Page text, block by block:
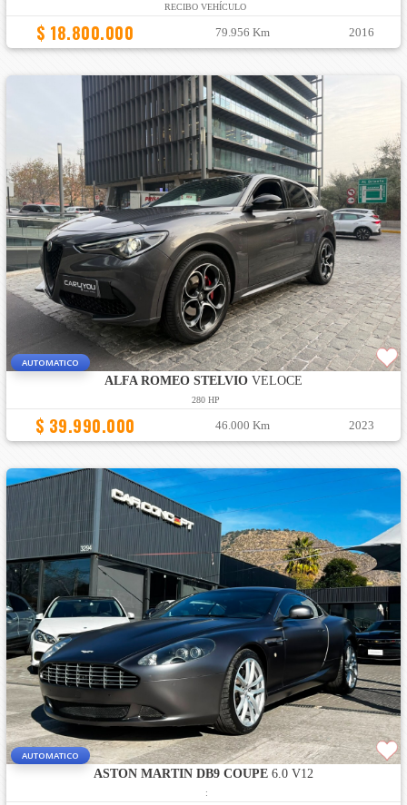
RECIBO VEHÍCULO
$ 18.800.000 79.956 Km 2016
AUTOMATICO
ALFA ROMEO STELVIOVELOCE
280 HP
$ 39.990.000 46.000 Km 2023
AUTOMATICO
ASTON MARTIN DB9 COUPE6.0 V12
: